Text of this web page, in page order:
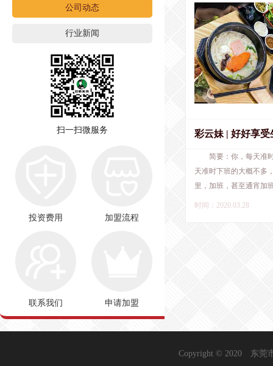
公司动态
行业新闻
扫一扫微服务
投资费用 加盟流程
联系我们 申请加盟
彩云妹 | 好好享
食开始
简要：你，每天准
天准时下班的大概不多
里，加班，甚至通宵加
晨三四点的某城市夜景
时间：2020.03.28
Copyright © 2020 东莞